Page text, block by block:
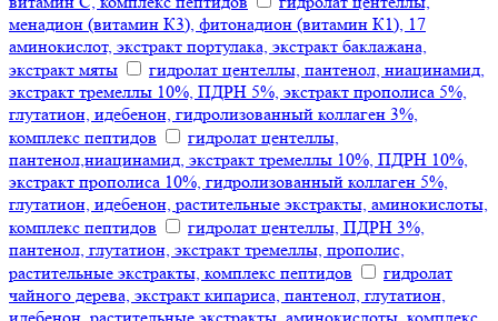
менадион (витамин К3), фитонадион (витамин К1), 17
аминокислот, экстракт портулака, экстракт баклажана,
экстракт мяты
гидролат центеллы, пантенол, ниацинамид,
экстракт тремеллы 10%, ПДРН 5%, экстракт прополиса 5%,
глутатион, идебенон, гидролизованный коллаген 3%,
комплекс пептидов
гидролат центеллы,
пантенол,ниацинамид, экстракт тремеллы 10%, ПДРН 10%,
экстракт прополиса 10%, гидролизованный коллаген 5%,
глутатион, идебенон, растительные экстракты, аминокислоты,
комплекс пептидов
гидролат центеллы, ПДРН 3%,
пантенол, глутатион, экстракт тремеллы, прополис,
растительные экстракты, комплекс пептидов
гидролат
чайного дерева, экстракт кипариса, пантенол, глутатион,
идебенон, растительные экстракты, аминокислоты, комплекс